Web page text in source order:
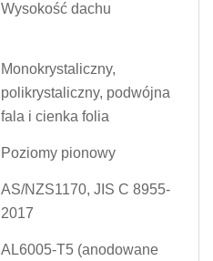
Wysokość dachu
Monokrystaliczny,
polikrystaliczny, podwójna
fala i cienka folia
Poziomy pionowy
AS/NZS1170, JIS C 8955-
2017
AL6005-T5 (anodowane